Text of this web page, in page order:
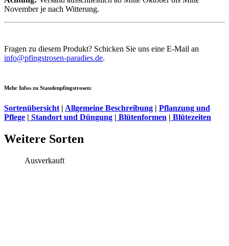
November je nach Witterung.
Fragen zu diesem Produkt? Schicken Sie uns eine E-Mail an
info@pfingstrosen-paradies.de.
Mehr Infos zu Staudenpfingstrosen:
Sortenübersicht | Allgemeine Beschreibung | Pflanzung und
Pflege | Standort und Düngung | Blütenformen | Blütezeiten
Weitere Sorten
Ausverkauft